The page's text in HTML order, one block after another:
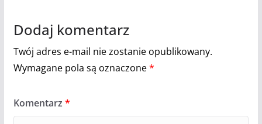
Dodaj komentarz
Twój adres e-mail nie zostanie opublikowany.
Wymagane pola są oznaczone*
Komentarz *